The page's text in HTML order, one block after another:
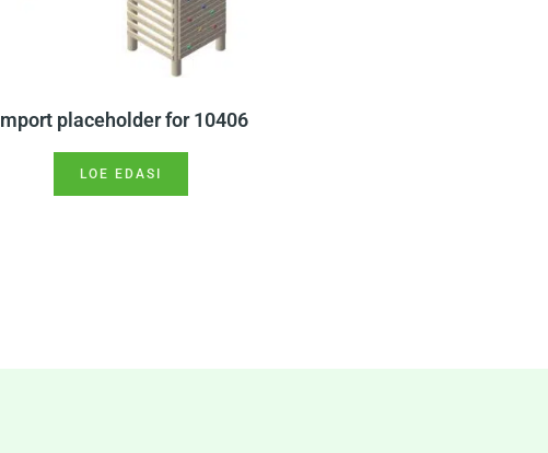
Import placeholder for 10406
LOE EDASI